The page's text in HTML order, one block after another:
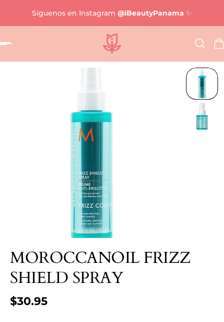
contenidoSíguenos en Instagram @iBeautyPanama ✨
MOROCCANOIL FRIZZ
SHIELD SPRAY
$30.95